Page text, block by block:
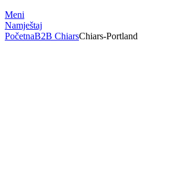
Meni
Namještaj
PočetnaB2B ChiarsChiars-Portland